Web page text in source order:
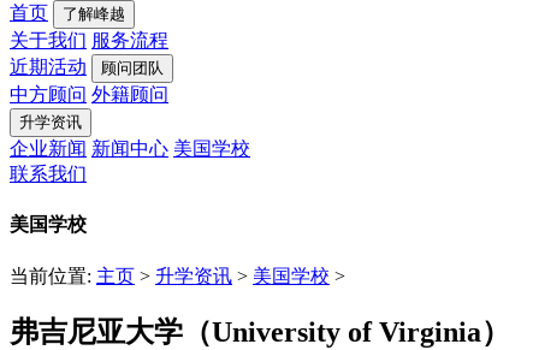
首页
了解峰越
关于我们 服务流程
近期活动
顾问团队
中方顾问 外籍顾问
升学资讯
企业新闻 新闻中心 美国学校
联系我们
美国学校
当前位置: 主页 > 升学资讯 > 美国学校 >
弗吉尼亚大学（University of Virginia）